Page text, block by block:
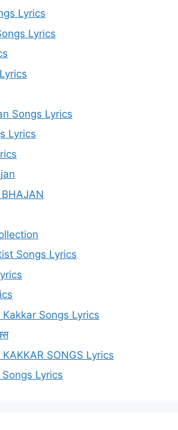
Lyrics
Lyrics
Songs Lyrics
Lyrics
BHAJAN
Songs Lyrics
Kakkar Songs Lyrics
SONGS Lyrics
Songs Lyrics